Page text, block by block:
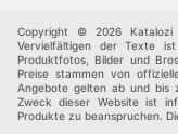
Einkaufzentren
Copyright © 2026 Katalozi
Vervielfältigen der Texte
Produktfotos, Bilder und
Preise stammen von
Angebote gelten ab und bis
Zweck dieser Website ist
Produkte zu beanspruchen.